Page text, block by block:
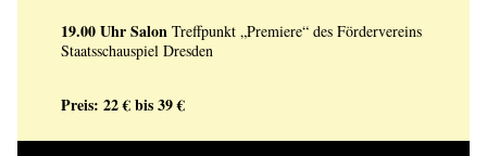
19.00 UhrSalon Treffpunkt „Premiere“ des Fördervereins
Staatsschauspiel Dresden
Preis: 22 € bis 39 €